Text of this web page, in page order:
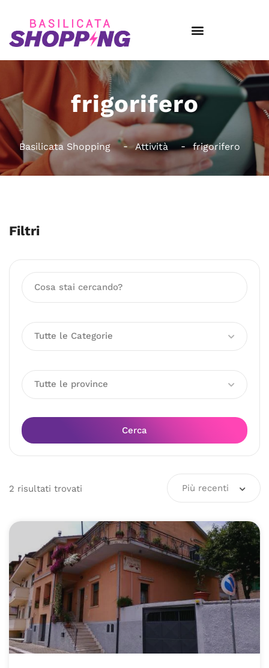
frigorifero
Basilicata Shopping Attività frigorifero
Filtri
Tutte le Categorie
Tutte le province
Cerca
2 risultati trovati Più recenti